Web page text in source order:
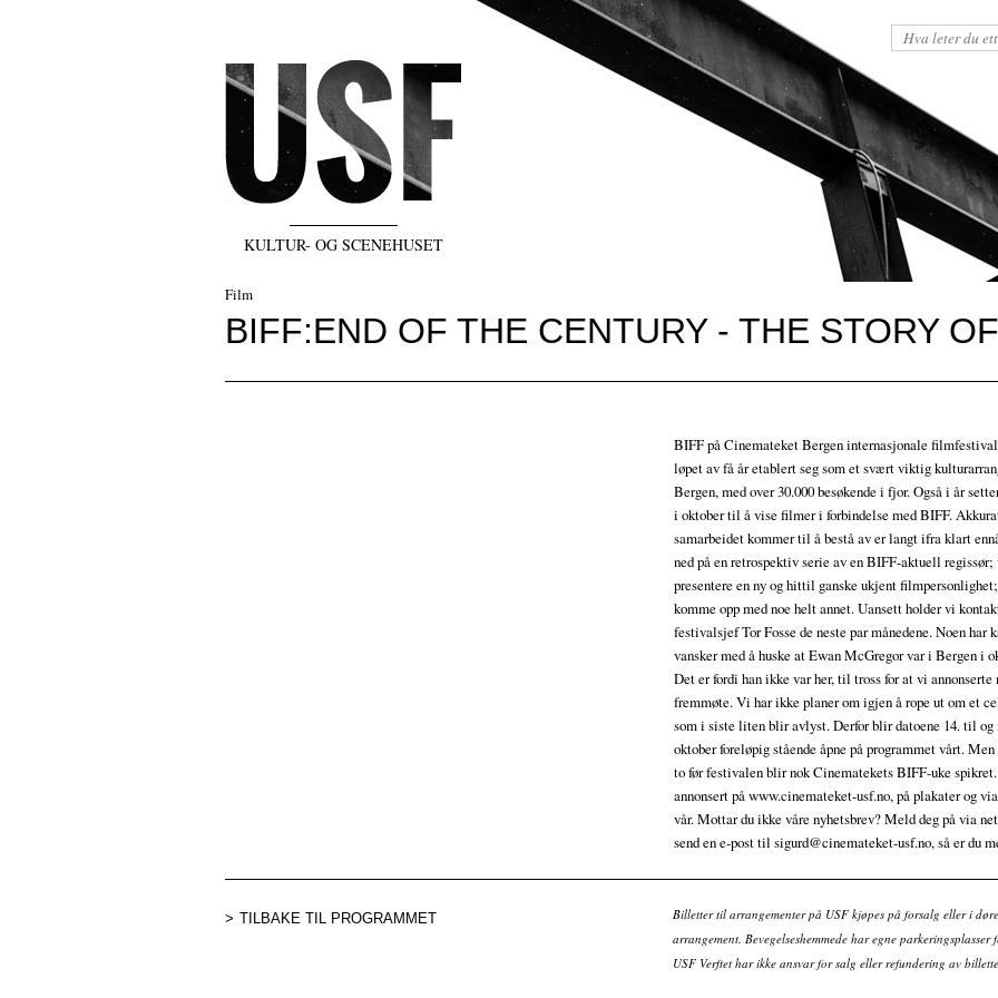
KULTUR- OG SCENEHUSET
Film
BIFF:END OF THE CENTURY - THE STORY
BIFF på Cinemateket Bergen internasjonale
løpet av få år etablert seg som et svært viktig
Bergen, med over 30.000 besøkende i fjor. Også i år
i oktober til å vise filmer i forbindelse med BIFF.
samarbeidet kommer til å bestå av er langt ifra klart
ned på en retrospektiv serie av en BIFF-aktuell
presentere en ny og hittil ganske ukjent
komme opp med noe helt annet. Uansett holder vi
festivalsjef Tor Fosse de neste par månedene. Noen har
vansker med å huske at Ewan McGregor var i Bergen i
Det er fordi han ikke var her, til tross for at vi annonserte
fremmøte. Vi har ikke planer om igjen å rope ut om et
som i siste liten blir avlyst. Derfor blir datoene 14. til og
oktober foreløpig stående åpne på programmet vårt.
to før festivalen blir nok Cinematekets BIFF-uke
annonsert på www.cinemateket-usf.no, på plakater og
vår. Mottar du ikke våre nyhetsbrev? Meld deg på via
send en e-post til sigurd@cinemateket-usf.no, så er du
TILBAKE TIL PROGRAMMET
Billetter til arrangementer på USF kjøpes på forsalg eller i
arrangement. Bevegelseshemmede har egne
USF Verftet har ikke ansvar for salg eller refundering av